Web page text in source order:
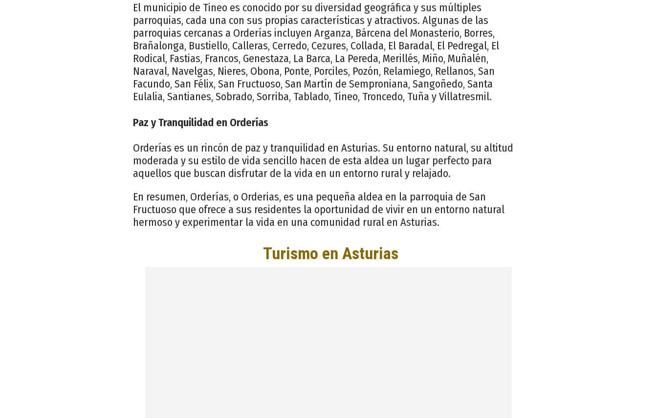
El municipio de Tineo es conocido por su diversidad geográfica y sus múltiples
parroquias, cada una con sus propias características y atractivos. Algunas de las
parroquias cercanas a Orderías incluyen Arganza, Bárcena del Monasterio, Borres,
Brañalonga, Bustiello, Calleras, Cerredo, Cezures, Collada, El Baradal, El Pedregal, El
Rodical, Fastias, Francos, Genestaza, La Barca, La Pereda, Merillés, Miño, Muñalén,
Naraval, Navelgas, Nieres, Obona, Ponte, Porciles, Pozón, Relamiego, Rellanos, San
Facundo, San Félix, San Fructuoso, San Martín de Semproniana, Sangoñedo, Santa
Eulalia, Santianes, Sobrado, Sorriba, Tablado, Tineo, Troncedo, Tuña y Villatresmil.
Paz y Tranquilidad en Orderías
Orderías es un rincón de paz y tranquilidad en Asturias. Su entorno natural, su altitud
moderada y su estilo de vida sencillo hacen de esta aldea un lugar perfecto para
aquellos que buscan disfrutar de la vida en un entorno rural y relajado.
En resumen, Orderías, o Orderias, es una pequeña aldea en la parroquia de San
Fructuoso que ofrece a sus residentes la oportunidad de vivir en un entorno natural
hermoso y experimentar la vida en una comunidad rural en Asturias.